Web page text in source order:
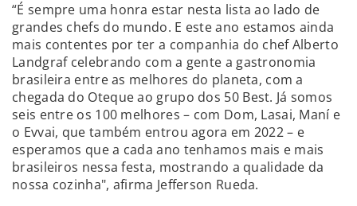
“É sempre uma honra estar nesta lista ao lado de
grandes chefs do mundo. E este ano estamos ainda
mais contentes por ter a companhia do chef Alberto
Landgraf celebrando com a gente a gastronomia
brasileira entre as melhores do planeta, com a
chegada do Oteque ao grupo dos 50 Best. Já somos
seis entre os 100 melhores – com Dom, Lasai, Maní e
o Evvai, que também entrou agora em 2022 – e
esperamos que a cada ano tenhamos mais e mais
brasileiros nessa festa, mostrando a qualidade da
nossa cozinha", afirma Jefferson Rueda.